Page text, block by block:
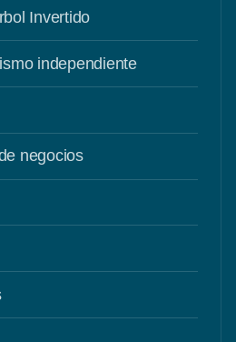
Invertido
independiente
negocios